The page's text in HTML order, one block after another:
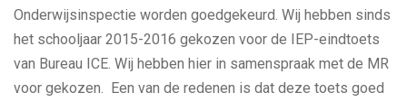
Onderwijsinspectie worden goedgekeurd. Wij hebben sinds
het schooljaar 2015-2016 gekozen voor de IEP-eindtoets
van Bureau ICE. Wij hebben hier in samenspraak met de MR
voor gekozen. Een van de redenen is dat deze toets goed